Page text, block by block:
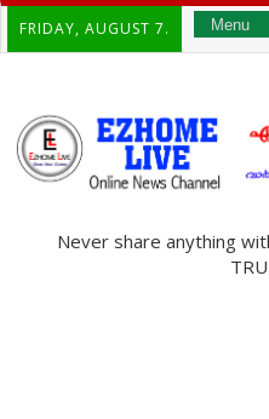
FRIDAY, AUGUST 7.
Never share anything